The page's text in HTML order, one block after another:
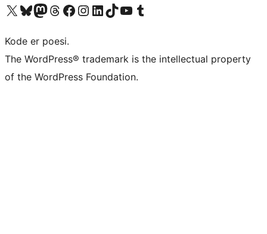
Besøk vår konto på X Visit our Bluesky account
Besøk vår Mastodon-konto
Visit our Threads account
Besøk vår Facebook-sideBesøk vår Instagram-konto
Besøk vår LinkedIn-konto
Visit our TikTok account
Visit our YouTube channel
Visit our Tumblr account
Kode er poesi.
The WordPress® trademark is the intellectual property
of the WordPress Foundation.